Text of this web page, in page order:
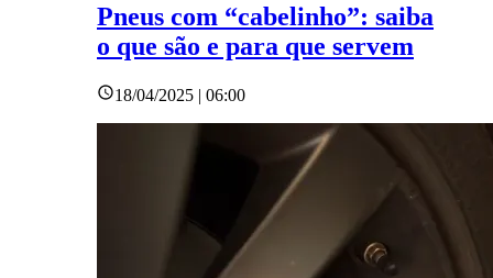
Pneus com “cabelinho”: saiba
o que são e para que servem
18/04/2025 | 06:00